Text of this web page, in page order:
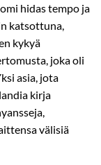
hidas tempo ja
katsottuna,
kykyä
joka oli
asia, jota
kirja​
välisiä